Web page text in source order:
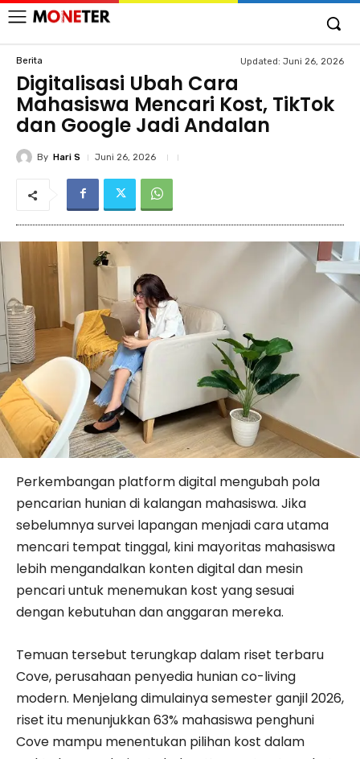
Berita Updated: Juni 26, 2026
Digitalisasi Ubah Cara
Mahasiswa Mencari Kost, TikTok
dan Google Jadi Andalan
By Hari S Juni 26, 2026
Perkembangan platform digital mengubah pola
pencarian hunian di kalangan mahasiswa. Jika
sebelumnya survei lapangan menjadi cara utama
mencari tempat tinggal, kini mayoritas mahasiswa
lebih mengandalkan konten digital dan mesin
pencari untuk menemukan kost yang sesuai
dengan kebutuhan dan anggaran mereka.
Temuan tersebut terungkap dalam riset terbaru
Cove, perusahaan penyedia hunian co-living
modern. Menjelang dimulainya semester ganjil 2026,
riset itu menunjukkan 63% mahasiswa penghuni
Cove mampu menentukan pilihan kost dalam